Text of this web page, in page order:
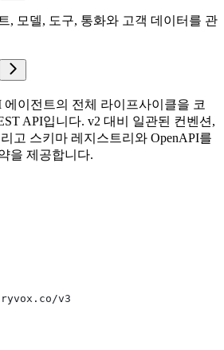
, 모델, 도구, 통화와 고객 데이터를 관
에이전트의 전체 라이프사이클을 코
API입니다. v2 대비 일관된 컨벤션,
고 스키마 레지스트리와 OpenAPI를
을 제공합니다.
v3